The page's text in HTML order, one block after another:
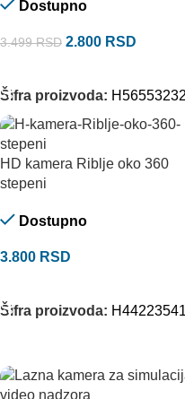
Dostupno
3.499RSD 2.800 RSD
Šifra proizvoda:
HD kamera Riblje oko 360
stepeni
Dostupno
3.800 RSD
Šifra proizvoda: H44223541